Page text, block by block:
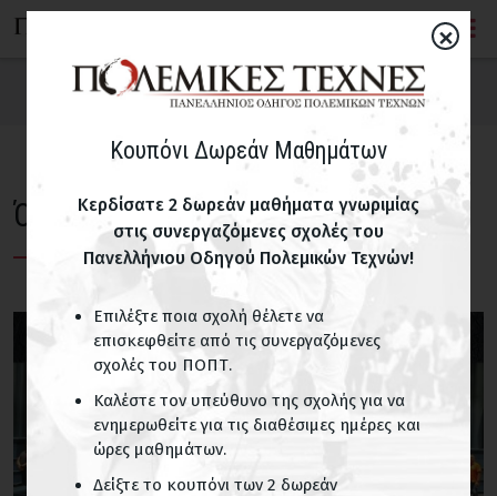
Όλα τα άρθρα για KMP International
×
Κουπόνι Δωρεάν Μαθημάτων
Κερδίσατε 2 δωρεάν μαθήματα γνωριμίας
στις συνεργαζόμενες σχολές του
Πανελλήνιου Οδηγού Πολεμικών Τεχνών!
Επιλέξτε ποια σχολή θέλετε να
επισκεφθείτε από τις συνεργαζόμενες
σχολές του ΠΟΠΤ.
Καλέστε τον υπεύθυνο της σχολής για να
ενημερωθείτε για τις διαθέσιμες ημέρες και
ώρες μαθημάτων.
Δείξτε το κουπόνι των 2 δωρεάν